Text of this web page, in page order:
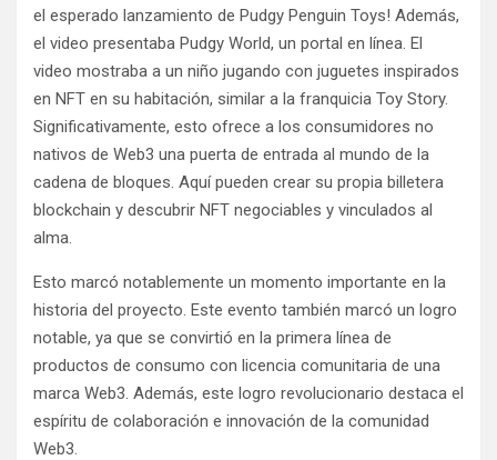
el esperado lanzamiento de Pudgy Penguin Toys! Además,
el video presentaba Pudgy World, un portal en línea. El
video mostraba a un niño jugando con juguetes inspirados
en NFT en su habitación, similar a la franquicia Toy Story.
Significativamente, esto ofrece a los consumidores no
nativos de Web3 una puerta de entrada al mundo de la
cadena de bloques. Aquí pueden crear su propia billetera
blockchain y descubrir NFT negociables y vinculados al
alma.
Esto marcó notablemente un momento importante en la
historia del proyecto. Este evento también marcó un logro
notable, ya que se convirtió en la primera línea de
productos de consumo con licencia comunitaria de una
marca Web3. Además, este logro revolucionario destaca el
espíritu de colaboración e innovación de la comunidad
Web3.